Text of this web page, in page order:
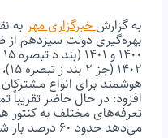
به گزارشخبرگزاری مهر به
بهره‌گیری دولت سیزدهم از
هوشمند برای انواع
افزود: در حال حاضر تقریباً
تعرفه‌های مختلف به
می‌دهد حدود